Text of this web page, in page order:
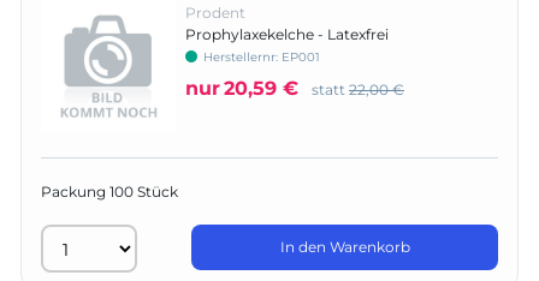
Prodent
Prophylaxekelche - Latexfrei
Herstellernr: EP001
nur20,59 € statt 22,00 €
Packung 100 Stück
In den Warenkorb